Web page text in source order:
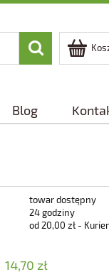
Blog
towar dostępny
24 godziny
od 20,00 zł - Kurier
14,70 zł